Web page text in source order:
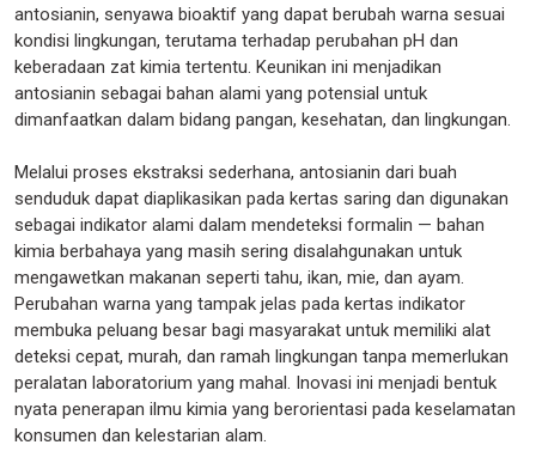
antosianin, senyawa bioaktif yang dapat berubah warna sesuai
kondisi lingkungan, terutama terhadap perubahan pH dan
keberadaan zat kimia tertentu. Keunikan ini menjadikan
antosianin sebagai bahan alami yang potensial untuk
dimanfaatkan dalam bidang pangan, kesehatan, dan lingkungan.
Melalui proses ekstraksi sederhana, antosianin dari buah
senduduk dapat diaplikasikan pada kertas saring dan digunakan
sebagai indikator alami dalam mendeteksi formalin — bahan
kimia berbahaya yang masih sering disalahgunakan untuk
mengawetkan makanan seperti tahu, ikan, mie, dan ayam.
Perubahan warna yang tampak jelas pada kertas indikator
membuka peluang besar bagi masyarakat untuk memiliki alat
deteksi cepat, murah, dan ramah lingkungan tanpa memerlukan
peralatan laboratorium yang mahal. Inovasi ini menjadi bentuk
nyata penerapan ilmu kimia yang berorientasi pada keselamatan
konsumen dan kelestarian alam.